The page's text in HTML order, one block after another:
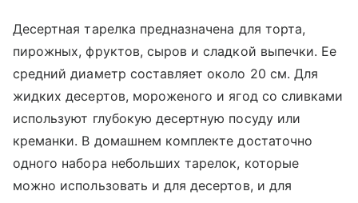
Десертная тарелка предназначена для торта,
пирожных, фруктов, сыров и сладкой выпечки. Ее
средний диаметр составляет около 20 см. Для
жидких десертов, мороженого и ягод со сливками
используют глубокую десертную посуду или
креманки. В домашнем комплекте достаточно
одного набора небольших тарелок, которые
можно использовать и для десертов, и для